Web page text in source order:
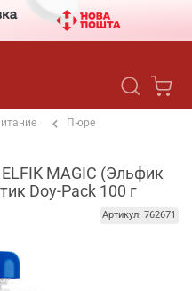
Пюре
MAGIC (Эльфик
Doy-Pack 100 г
Артикул: 762671